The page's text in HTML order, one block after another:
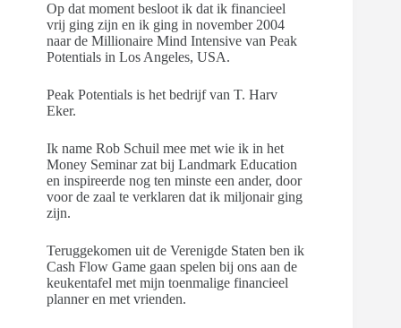
Op dat moment besloot ik dat ik financieel
vrij ging zijn en ik ging in november 2004
naar de Millionaire Mind Intensive van Peak
Potentials in Los Angeles, USA.
Peak Potentials is het bedrijf van T. Harv
Eker.
Ik name Rob Schuil mee met wie ik in het
Money Seminar zat bij Landmark Education
en inspireerde nog ten minste een ander, door
voor de zaal te verklaren dat ik miljonair ging
zijn.
Teruggekomen uit de Verenigde Staten ben ik
Cash Flow Game gaan spelen bij ons aan de
keukentafel met mijn toenmalige financieel
planner en met vrienden.